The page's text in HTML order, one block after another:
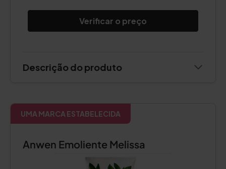
Verificar o preço
Descrição do produto
UMA MARCA ESTABELECIDA
Anwen Emoliente Melissa